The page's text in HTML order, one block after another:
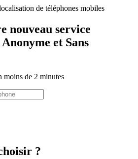
de téléphones mobiles
nouveau service
et Sans
moins de 2 minutes
?